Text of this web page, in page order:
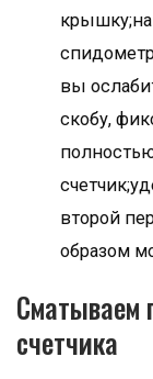
вы
скобу,
второй
образом
Сматываем
счетчика